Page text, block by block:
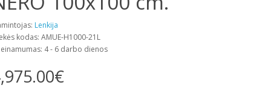
Lenkija
kodas: AMUE-H1000-21L
4 - 6 darbo dienos